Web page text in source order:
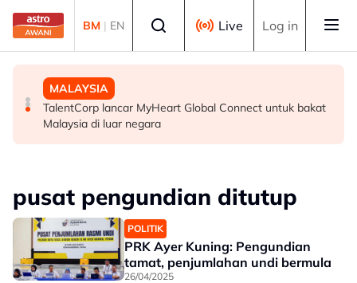
Skip to main content
BM | EN Live Log in
MALAYSIA
ICQS Bukit Kayu Hitam gempar beg disangka berisi
bom, dadah
MALAYSIA
Belum sepenggal mentadbir, Anwar berjaya pacu
Malaysia jadi 30 ekonomi terbesar dunia - Penganalisis
MALAYSIA
TalentCorp lancar MyHeart Global Connect untuk bakat
Malaysia di luar negara
pusat pengundian ditutup
POLITIK
PRK Ayer Kuning: Pengundian
tamat, penjumlahan undi bermula
26/04/2025